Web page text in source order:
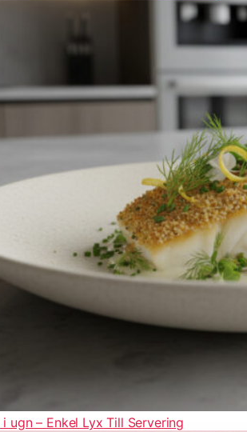
ugn – Enkel Lyx Till Servering